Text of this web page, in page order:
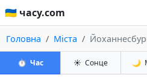
🇺🇦 часу.com
Головна Міста
⏱️ Час ☀️ Сонце 🌙